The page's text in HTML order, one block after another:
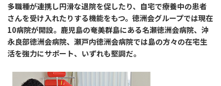
多職種が連携し円滑な退院を促したり、自宅で療養中の患者
さんを受け入れたりする機能をもつ。徳洲会グループでは現在
10病院が開設。鹿児島の奄美群島にある名瀬徳洲会病院、沖
永良部徳洲会病院、瀬戸内徳洲会病院では島の方々の在宅生
活を強力にサポート、いずれも堅調だ。